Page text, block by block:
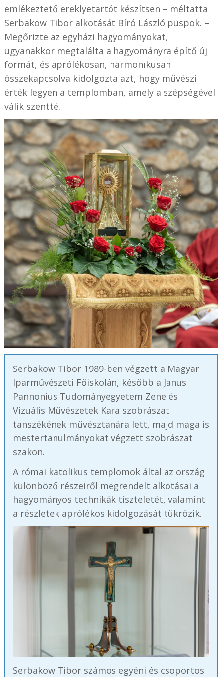
emlékeztető ereklyetartót készítsen – méltatta
Serbakow Tibor alkotását Bíró László püspök. –
Megőrizte az egyházi hagyományokat,
ugyanakkor megtalálta a hagyományra építő új
formát, és aprólékosan, harmonikusan
összekapcsolva kidolgozta azt, hogy művészi
érték legyen a templomban, amely a szépségével
válik szentté.
Serbakow Tibor 1989-ben végzett a Magyar
Iparművészeti Főiskolán, később a Janus
Pannonius Tudományegyetem Zene és
Vizuális Művészetek Kara szobrászat
tanszékének művésztanára lett, majd maga is
mestertanulmányokat végzett szobrászat
szakon.
A római katolikus templomok által az ország
különböző részeiről megrendelt alkotásai a
hagyományos technikák tiszteletét, valamint
a részletek aprólékos kidolgozását tükrözik.
Serbakow Tibor számos egyéni és csoportos